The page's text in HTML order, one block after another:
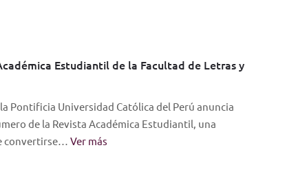
Estudiantil de la Facultad de Letras y
Pontificia Universidad Católica del Perú anuncia
de la Revista Académica Estudiantil, una
convertirse… Ver más